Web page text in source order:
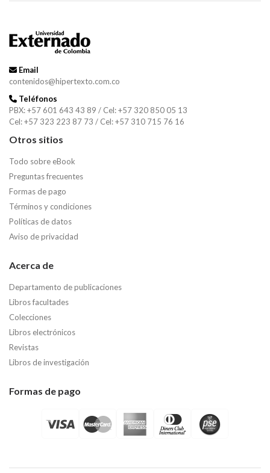
Email
contenidos@hipertexto.com.co
Teléfonos
PBX: +57 601 643 43 89 / Cel: +57 320 850 05 13
Cel: +57 323 223 87 73 / Cel: +57 310 715 76 16
Otros sitios
Todo sobre eBook
Preguntas frecuentes
Formas de pago
Términos y condiciones
Políticas de datos
Aviso de privacidad
Acerca de
Departamento de publicaciones
Libros facultades
Colecciones
Libros electrónicos
Revistas
Libros de investigación
Formas de pago